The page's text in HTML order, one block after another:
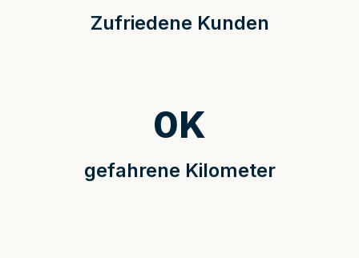
Zufriedene Kunden
gefahrene Kilometer
0K